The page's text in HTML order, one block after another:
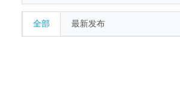
全部 最新发布